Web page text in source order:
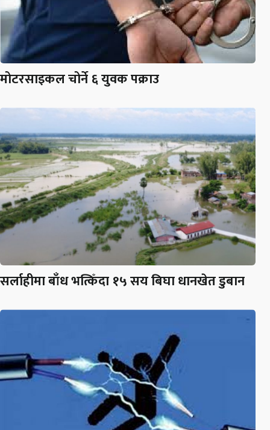
मोटरसाइकल चोर्ने ६ युवक पक्राउ
सर्लाहीमा बाँध भत्किँदा १५ सय बिघा धानखेत डुबान